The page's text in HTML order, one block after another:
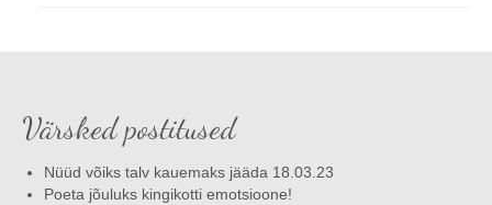
Värsked postitused
Nüüd võiks talv kauemaks jääda 18.03.23
Poeta jõuluks kingikotti emotsioone!